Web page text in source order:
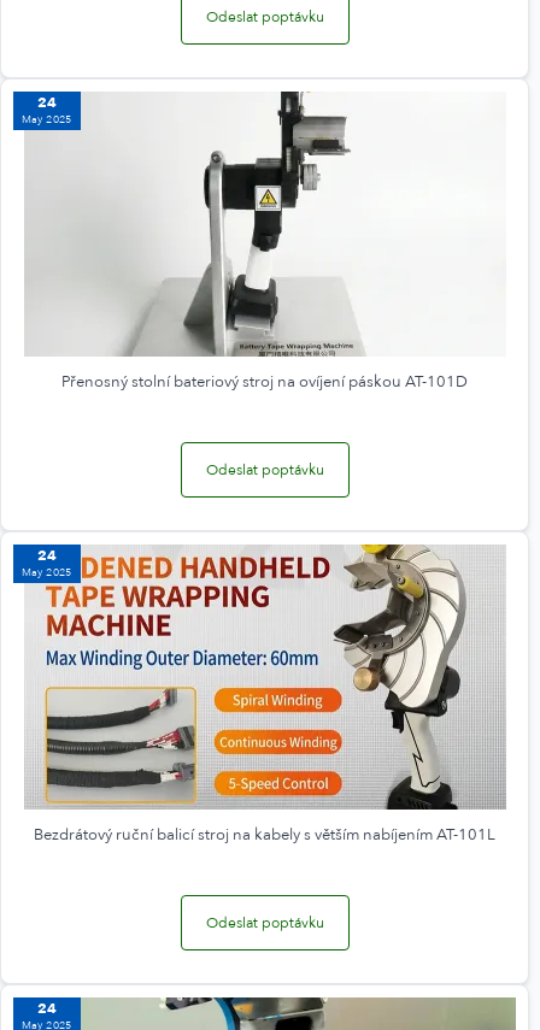
Odeslat poptávku
24
May 2025
Přenosný stolní bateriový stroj na ovíjení páskou AT-101D
Odeslat poptávku
24
May 2025
Bezdrátový ruční balicí stroj na kabely s větším nabíjením AT-101L
Odeslat poptávku
24
May 2025